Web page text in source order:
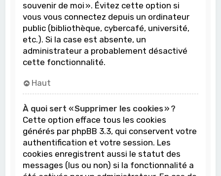
souvenir de moi ». Évitez cette option si
vous vous connectez depuis un ordinateur
public (bibliothèque, cybercafé, université,
etc.). Si la case est absente, un
administrateur a probablement désactivé
cette fonctionnalité.
Haut
À quoi sert « Supprimer les cookies » ?
Cette option efface tous les cookies
générés par phpBB 3.3, qui conservent votre
authentification et votre session. Les
cookies enregistrent aussi le statut des
messages (lus ou non) si la fonctionnalité a